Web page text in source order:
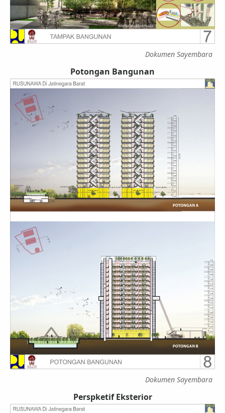
Dokumen Sayembara
Potongan Bangunan
Dokumen Sayembara
Perspketif Eksterior